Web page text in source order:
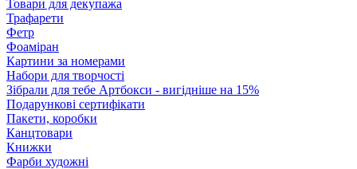
Товари для декупажа
Трафарети
Фетр
Фоаміран
Картини за номерами
Набори для творчості
Зібрали для тебе Артбокси - вигідніше на 15%
Подарункові сертифікати
Пакети, коробки
Канцтовари
Книжки
Фарби художні